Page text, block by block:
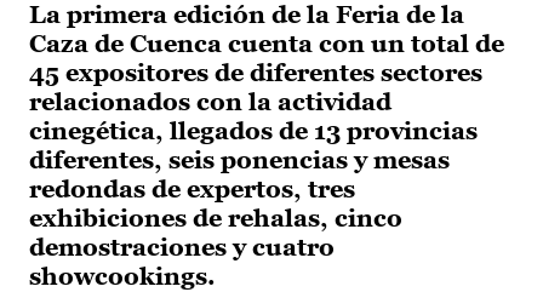
La primera edición de la Feria de la
Caza de Cuenca cuenta con un total de
45 expositores de diferentes sectores
relacionados con la actividad
cinegética, llegados de 13 provincias
diferentes, seis ponencias y mesas
redondas de expertos, tres
exhibiciones de rehalas, cinco
demostraciones y cuatro
showcookings.